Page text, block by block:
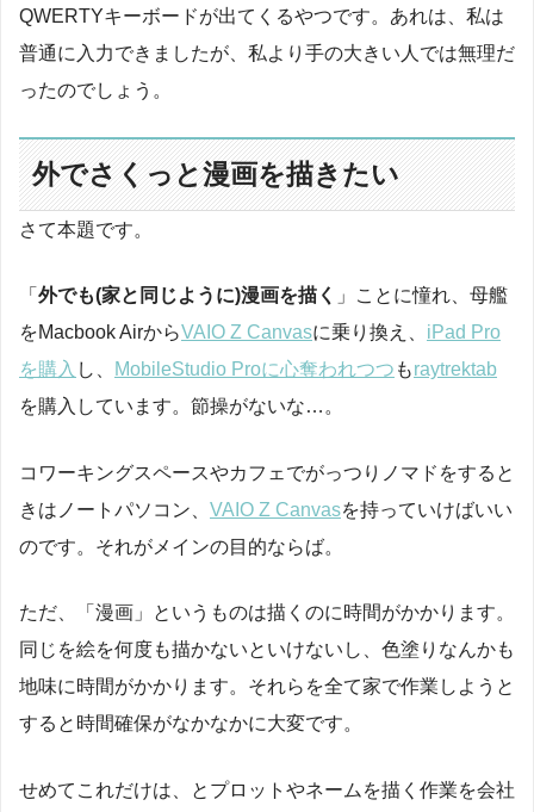
QWERTYキーボードが出てくるやつです。あれは、私は
普通に入力できましたが、私より手の大きい人では無理だ
ったのでしょう。
外でさくっと漫画を描きたい
さて本題です。
「 外でも(家と同じように)漫画を描く 」ことに憧れ、母艦
をMacbook AirからVAIO Z Canvasに乗り換え、 iPad Pro
を購入 し、 MobileStudio Proに心奪われつつ もraytrektab
を購入しています。節操がないな…。
コワーキングスペースやカフェでがっつりノマドをすると
きはノートパソコン、 VAIO Z Canvasを持っていけばいい
のです。それがメインの目的ならば。
ただ、「漫画」というものは描くのに時間がかかります。
同じを絵を何度も描かないといけないし、色塗りなんかも
地味に時間がかかります。それらを全て家で作業しようと
すると時間確保がなかなかに大変です。
せめてこれだけは、とプロットやネームを描く作業を会社